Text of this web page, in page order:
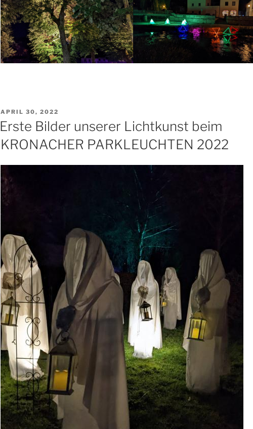
VERÖFFENTLICHT
AM
APRIL 30, 2022
Erste Bilder unserer Lichtkunst beim
KRONACHER PARKLEUCHTEN 2022